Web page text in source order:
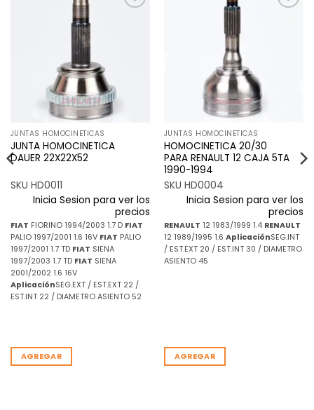
JUNTAS HOMOCINETICAS
JUNTA HOMOCINETICA
DAUER 22X22X52
SKU HD0011
Inicia Sesion para ver los
precios
FIAT FIORINO 1994/2003 1.7 D FIAT
PALIO 1997/2001 1.6 16V FIAT PALIO
1997/2001 1.7 TD FIAT SIENA
1997/2003 1.7 TD FIAT SIENA
2001/2002 1.6 16V
AplicaciónSEG.EXT / EST.EXT 22 /
EST.INT 22 / DIAMETRO ASIENTO 52
AGREGAR
JUNTAS HOMOCINETICAS
HOMOCINETICA 20/30
PARA RENAULT 12 CAJA 5TA
1990-1994
SKU HD0004
Inicia Sesion para ver los
precios
RENAULT 12 1983/1999 1.4 RENAULT
12 1989/1995 1.6 AplicaciónSEG.INT
/ EST.EXT 20 / EST.INT 30 / DIAMETRO
ASIENTO 45
AGREGAR